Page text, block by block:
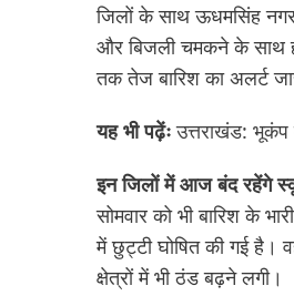
जिलों के साथ ऊधमसिंह नगर
और बिजली चमकने के साथ
तक तेज बारिश का अलर्ट
यह भी पढ़ेंः उत्तराखंड:
इन जिलों में आज बंद रहेंगे
सोमवार को भी बारिश के
में छुट्टी घोषित की गई है।
क्षेत्रों में भी ठंड बढ़ने लगी।